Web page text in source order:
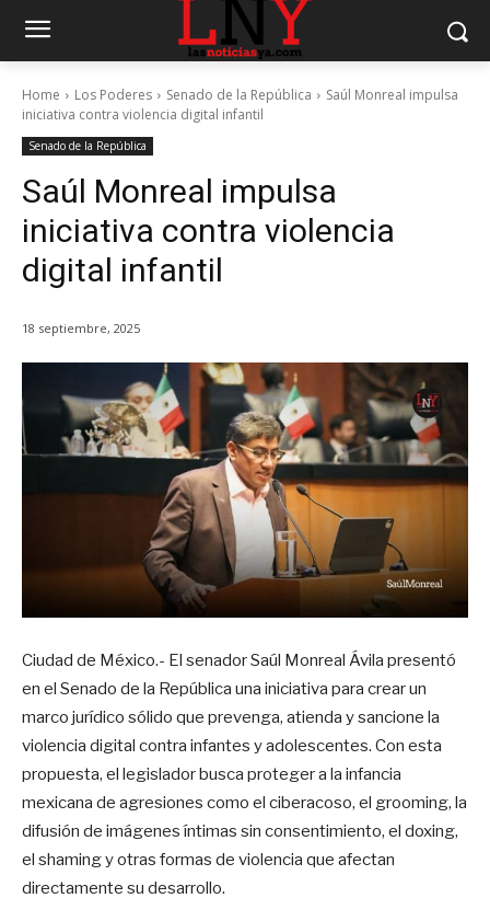
Home Los Poderes Senado de la República
Saúl Monreal impulsa
iniciativa contra violencia digital infantil
Senado de la República
Saúl Monreal impulsa
iniciativa contra violencia
digital infantil
18 septiembre, 2025
Ciudad de México.- El senador Saúl Monreal Ávila presentó
en el Senado de la República una iniciativa para crear un
marco jurídico sólido que prevenga, atienda y sancione la
violencia digital contra infantes y adolescentes. Con esta
propuesta, el legislador busca proteger a la infancia
mexicana de agresiones como el ciberacoso, el grooming, la
difusión de imágenes íntimas sin consentimiento, el doxing,
el shaming y otras formas de violencia que afectan
directamente su desarrollo.